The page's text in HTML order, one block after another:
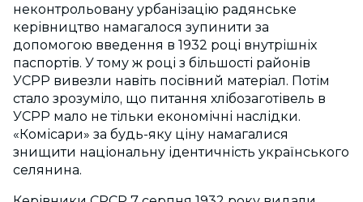
неконтрольовану урбанізацію радянське
керівництво намагалося зупинити за
допомогою введення в 1932 році внутрішніх
паспортів. У тому ж році з більшості районів
УСРР вивезли навіть посівний матеріал. Потім
стало зрозуміло, що питання хлібозаготівель в
УСРР мало не тільки економічні наслідки.
«Комісари» за будь-яку ціну намагалися
знищити національну ідентичність українського
селянина.